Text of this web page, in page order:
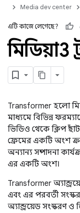
Media dev center
এটি কাজে লেগেছে?
মিডিয়া3
Transformer হলো
মাধ্যমে বিভিন্ন
ভিডিও থেকে ক্লিপ
ফ্রেমের একটি অংশ
অন্যান্য সম্পাদনা
এর একটি অংশ।
Transformer
এবং এর পরবর্তী
অ্যান্ড্রয়েড সংস্করণ